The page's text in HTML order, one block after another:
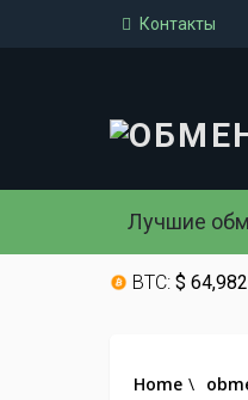
Контакты
Лучшие
BTC: $
Home \